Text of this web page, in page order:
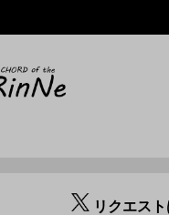
リクエス